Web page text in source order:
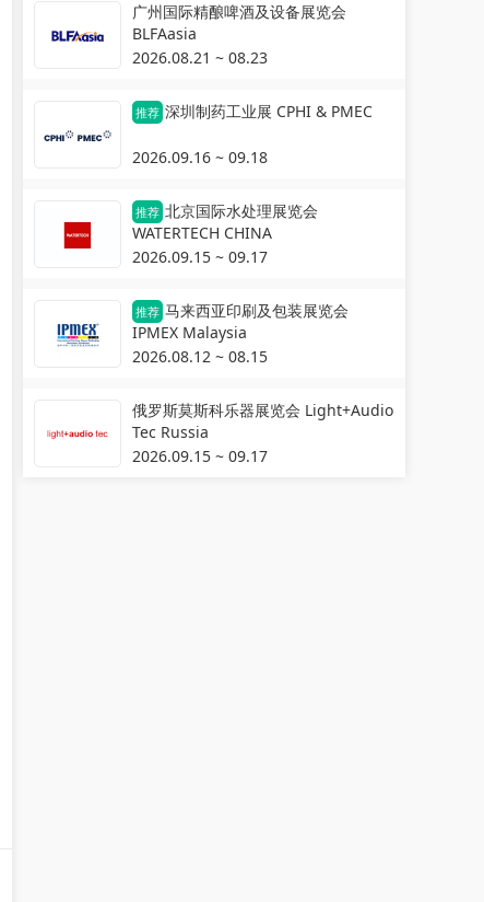
广州国际精酿啤酒及设备展览会
BLFAasia
2026.08.21 ~ 08.23
推荐 深圳制药工业展 CPHI & PMEC
2026.09.16 ~ 09.18
推荐 北京国际水处理展览会
WATERTECH CHINA
2026.09.15 ~ 09.17
推荐 马来西亚印刷及包装展览会
IPMEX Malaysia
2026.08.12 ~ 08.15
俄罗斯莫斯科乐器展览会 Light+Audio
Tec Russia
2026.09.15 ~ 09.17